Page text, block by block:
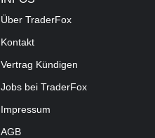
Über TraderFox
Kontakt
Vertrag Kündigen
Jobs bei TraderFox
Impressum
AGB